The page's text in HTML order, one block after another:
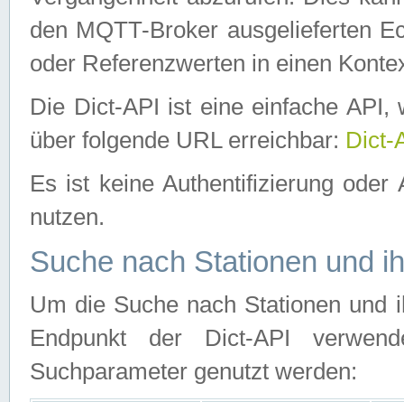
den MQTT-Broker ausgelieferten
oder Referenzwerten in einen
Die Dict-API ist eine einfache API,
über folgende URL erreichbar: Dict-
Es ist keine Authentifizierung
nutzen.
Suche nach Stationen und
Um die Suche nach Stationen und
Endpunkt der Dict-API
Suchparameter genutzt werden: